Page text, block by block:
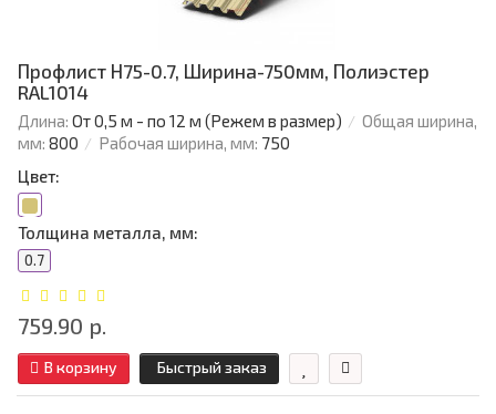
Профлист Н75-0.7, Ширина-750мм, Полиэстер
RAL1014
Длина: От 0,5 м - по 12 м (Режем в размер)
Общая ширина,
мм: 800 Рабочая ширина, мм: 750
Цвет:
Толщина металла, мм:
0.7
759.90 р.
В корзину Быстрый заказ